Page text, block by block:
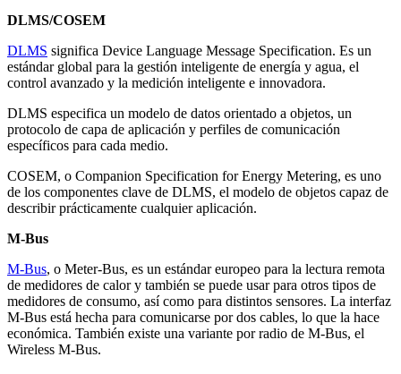
DLMS/COSEM
DLMS significa Device Language Message Specification. Es un
estándar global para la gestión inteligente de energía y agua, el
control avanzado y la medición inteligente e innovadora.
DLMS especifica un modelo de datos orientado a objetos, un
protocolo de capa de aplicación y perfiles de comunicación
específicos para cada medio.
COSEM, o Companion Specification for Energy Metering, es uno
de los componentes clave de DLMS, el modelo de objetos capaz de
describir prácticamente cualquier aplicación.
M-Bus
M-Bus, o Meter-Bus, es un estándar europeo para la lectura remota
de medidores de calor y también se puede usar para otros tipos de
medidores de consumo, así como para distintos sensores. La interfaz
M-Bus está hecha para comunicarse por dos cables, lo que la hace
económica. También existe una variante por radio de M-Bus, el
Wireless M-Bus.